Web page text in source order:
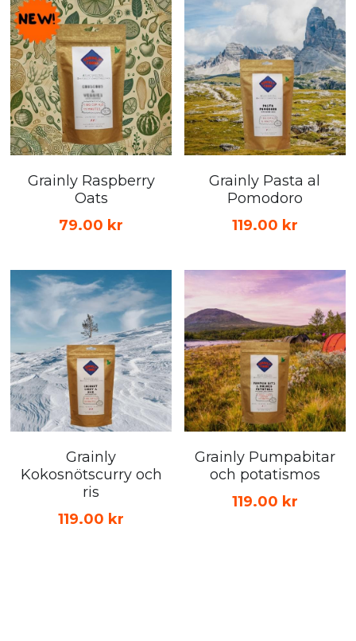
Grainly Raspberry
Oats
79.00 kr
Grainly Pasta al
Pomodoro
119.00 kr
Grainly
Kokosnötscurry och
ris
119.00 kr
Grainly Pumpabitar
och potatismos
119.00 kr